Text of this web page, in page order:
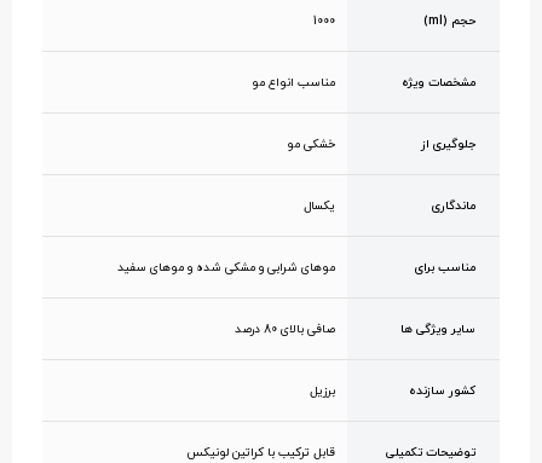
حجم (ml) 1000
مشخصات ویژه مناسب انواع مو
جلوگیری از خشکی مو
ماندگاری یکسال
مناسب برای موهای شرابی و مشکی شده و موهای سفید
سایر ویژگی ها صافی بالای 80 درصد
کشور سازنده برزیل
توضیحات تکمیلی قابل ترکیب با کراتین لونیکس